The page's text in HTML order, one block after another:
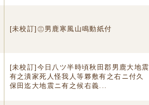
[未校訂]㊂男鹿寒風山鳴動紙付
[未校訂]今日八ツ半時頃秋田郡男鹿大地震
有之潰家死人怪我人等夥敷有之右ニ付久
保田迄大地震ニ有之候右義...